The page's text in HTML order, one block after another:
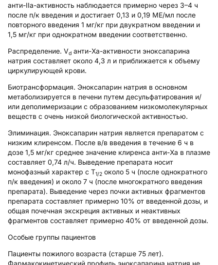
анти-IIа-активность наблюдается примерно через 3–4 ч
после п/к введения и достигает 0,13 и 0,19 МЕ/мл после
повторного введения 1 мг/кг при двукратном введении и
1,5 мг/кг при однократном введении соответственно.
Распределение. Vd анти-Ха-активности эноксапарина
натрия составляет около 4,3 л и приближается к объему
циркулирующей крови.
Биотрансформация. Эноксапарин натрия в основном
метаболизируется в печени путем десульфатирования и/
или деполимеризации с образованием низкомолекулярных
веществ с очень низкой биологической активностью.
Элиминация. Эноксапарин натрия является препаратом с
низким клиренсом. После в/в введения в течение 6 ч в
дозе 1,5 мг/кг среднее значение клиренса анти-Ха в плазме
составляет 0,74 л/ч. Выведение препарата носит
монофазный характер с T1/2 около 5 ч (после однократного
п/к введения) и около 7 ч (после многократного введения
препарата). Выведение через почки активных фрагментов
препарата составляет примерно 10% от введенной дозы, и
общая почечная экскреция активных и неактивных
фрагментов составляет примерно 40% от введенной дозы.
Особые группы пациентов
Пациенты пожилого возраста (старше 75 лет).
Фармакокинетический профиль эноксапарина натрия не